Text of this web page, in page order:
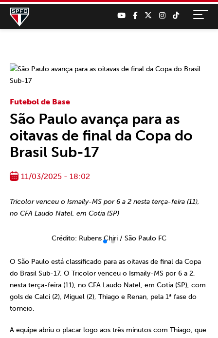
Futebol de Base
São Paulo avança para as
oitavas de final da Copa do
Brasil Sub-17
11/03/2025 - 18:02
Tricolor venceu o Ismaily-MS por 6 a 2 nesta terça-feira (11),
no CFA Laudo Natel, em Cotia (SP)
Crédito: Rubens Chiri / São Paulo FC
O São Paulo está classificado para as oitavas de final da Copa
do Brasil Sub-17. O Tricolor venceu o Ismaily-MS por 6 a 2,
nesta terça-feira (11), no CFA Laudo Natel, em Cotia (SP), com
gols de Calci (2), Miguel (2), Thiago e Renan, pela 1ª fase do
torneio.
A equipe abriu o placar logo aos três minutos com Thiago, que